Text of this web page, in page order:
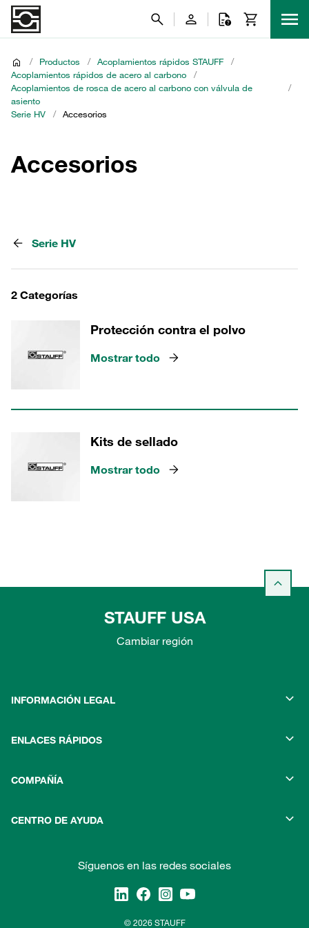
/ Productos / Acoplamientos rápidos STAUFF
/
Acoplamientos rápidos de acero al carbono
/
Acoplamientos de rosca de acero al carbono con válvula de
asiento
/
Serie HV / Accesorios
Accesorios
Serie HV
2 Categorías
Protección contra el polvo
Mostrar todo
Kits de sellado
Mostrar todo
STAUFF USA
Cambiar región
INFORMACIÓN LEGAL
ENLACES RÁPIDOS
COMPAÑÍA
CENTRO DE AYUDA
Síguenos en las redes sociales
© 2026 STAUFF